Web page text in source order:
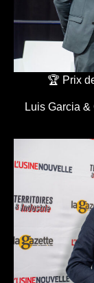
🏆 Prix
Luis Garcia